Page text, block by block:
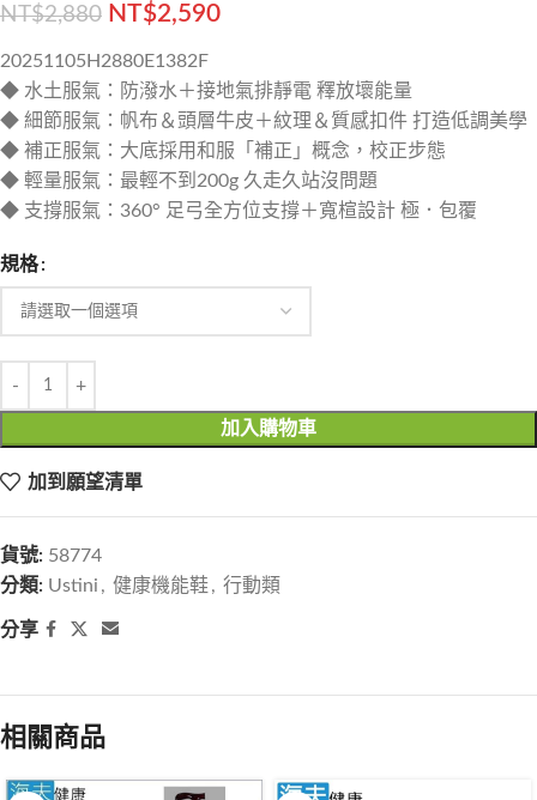
NT$2,880 NT$2,590
20251105H2880E1382F
◆ 水土服氣：防潑水＋接地氣排靜電 釋放壞能量
◆ 細節服氣：帆布＆頭層牛皮＋紋理＆質感扣件 打造低調美學
◆ 補正服氣：大底採用和服「補正」概念，校正步態
◆ 輕量服氣：最輕不到200g 久走久站沒問題
◆ 支撐服氣：360° 足弓全方位支撐＋寬楦設計 極．包覆
規格
加入購物車
加到願望清單
貨號: 58774
分類: Ustini , 健康機能鞋, 行動類
分享
相關商品